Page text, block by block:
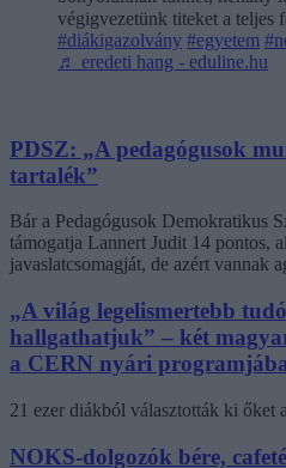
végigvezetünk titeket a teljes
#diákigazolvány #egyetem
♬ eredeti hang - eduline.hu
PDSZ: „A pedagógusok
tartalék”
Bár a Pedagógusok Demokratikus
támogatja Lannert Judit 14 pontos,
javaslatcsomagját, de azért vannak
„A világ legelismertebb
hallgathatjuk” – két
a CERN nyári programjába
21 ezer diákból választották ki őket
NOKS-dolgozók bére,